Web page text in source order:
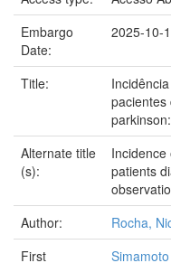
Embargo
Date:
2025-10-
Title:
pacientes
Alternate title
(s):
patients
Author:
Rocha,
First